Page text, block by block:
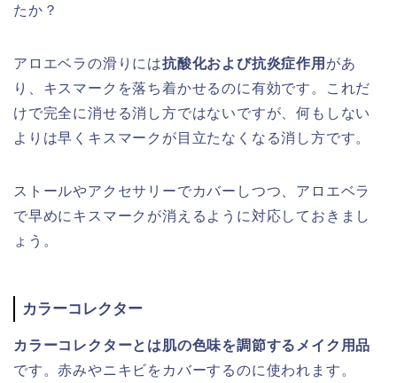
たか？
アロエベラの滑りには抗酸化および抗炎症作用 があ
り、キスマークを落ち着かせるのに有効です。これだ
けで完全に消せる消し方ではないですが、何もしない
よりは早くキスマークが目立たなくなる消し方です。
ストールやアクセサリーでカバーしつつ、アロエベラ
で早めにキスマークが消えるように対応しておきまし
ょう。
カラーコレクター
カラーコレクターとは肌の色味を調節するメイク用品
です。赤みやニキビをカバーするのに使われます。